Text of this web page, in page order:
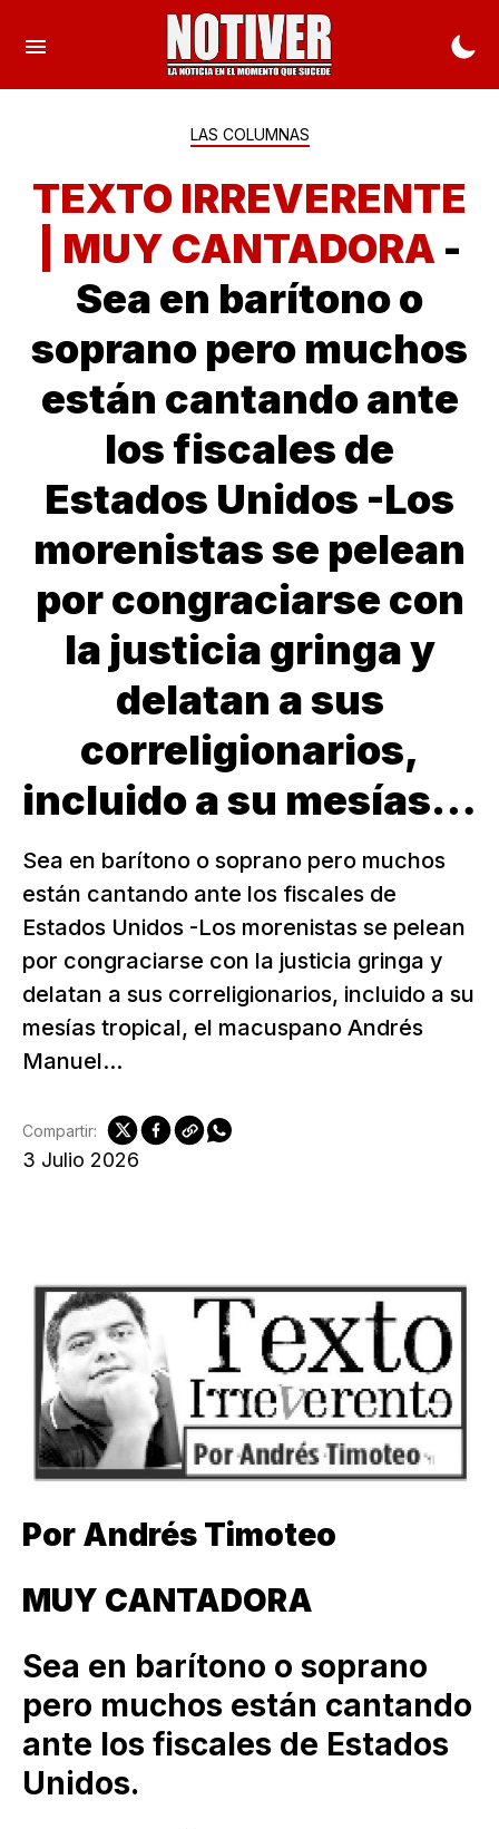
LAS COLUMNAS
TEXTO IRREVERENTE
| MUY CANTADORA -
Sea en barítono o
soprano pero muchos
están cantando ante
los fiscales de
Estados Unidos -Los
morenistas se pelean
por congraciarse con
la justicia gringa y
delatan a sus
correligionarios,
incluido a su mesías…
Sea en barítono o soprano pero muchos
están cantando ante los fiscales de
Estados Unidos -Los morenistas se pelean
por congraciarse con la justicia gringa y
delatan a sus correligionarios, incluido a su
mesías tropical, el macuspano Andrés
Manuel...
3 Julio 2026
Compartir:
Por Andrés Timoteo
MUY CANTADORA
Sea en barítono o soprano
pero muchos están cantando
ante los fiscales de Estados
Unidos.